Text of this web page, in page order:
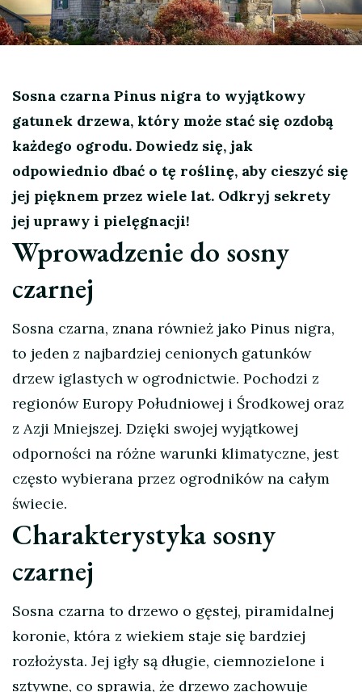
Sosna czarna Pinus nigra to wyjątkowy
gatunek drzewa, który może stać się ozdobą
każdego ogrodu. Dowiedz się, jak
odpowiednio dbać o tę roślinę, aby cieszyć się
jej pięknem przez wiele lat. Odkryj sekrety
jej uprawy i pielęgnacji!
Wprowadzenie do sosny
czarnej
Sosna czarna, znana również jako Pinus nigra,
to jeden z najbardziej cenionych gatunków
drzew iglastych w ogrodnictwie. Pochodzi z
regionów Europy Południowej i Środkowej oraz
z Azji Mniejszej. Dzięki swojej wyjątkowej
odporności na różne warunki klimatyczne, jest
często wybierana przez ogrodników na całym
świecie.
Charakterystyka sosny
czarnej
Sosna czarna to drzewo o gęstej, piramidalnej
koronie, która z wiekiem staje się bardziej
rozłożysta. Jej igły są długie, ciemnozielone i
sztywne, co sprawia, że drzewo zachowuje